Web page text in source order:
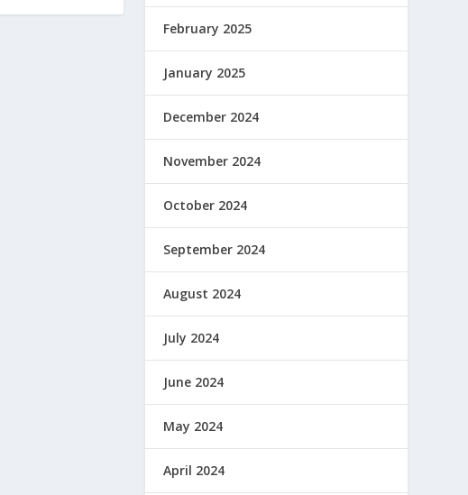
February 2025
January 2025
December 2024
November 2024
October 2024
September 2024
August 2024
July 2024
June 2024
May 2024
April 2024